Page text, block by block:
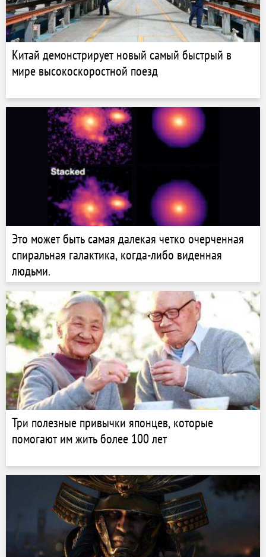
Китай демонстрирует новый самый быстрый в
мире высокоскоростной поезд
Это может быть самая далекая четко очерченная
спиральная галактика, когда-либо виденная
людьми.
Три полезные привычки японцев, которые
помогают им жить более 100 лет